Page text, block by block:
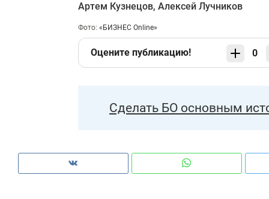
Артем Кузнецов, Алексей Лучников
Фото: «БИЗНЕС Online»
Оцените публикацию! 0
Сделать БО основным